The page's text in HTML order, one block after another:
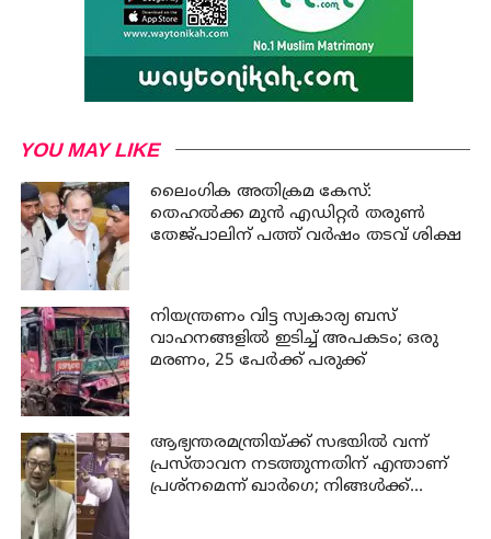
YOU MAY LIKE
ലൈംഗിക അതിക്രമ കേസ്:
തെഹൽക്ക മുൻ എഡിറ്റർ തരുൺ
തേജ്പാലിന് പത്ത് വർഷം തടവ് ശിക്ഷ
നിയന്ത്രണം വിട്ട സ്വകാര്യ ബസ്
വാഹനങ്ങളില്‍ ഇടിച്ച് അപകടം; ഒരു
മരണം, 25 പേർക്ക് പരുക്ക്
ആഭ്യന്തരമന്ത്രിയ്ക്ക് സഭയില്‍ വന്ന്
പ്രസ്താവന നടത്തുന്നതിന് എന്താണ്
പ്രശ്‌നമെന്ന് ഖാര്‍ഗെ; നിങ്ങള്‍ക്ക്